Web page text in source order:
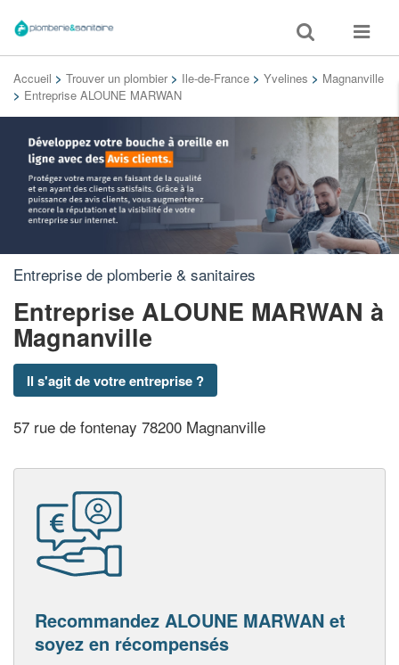
Toggle
search
Toggle
Accueil > Trouver un plombier > Ile-de-France > Yvelines > Magnanville
> Entreprise ALOUNE MARWAN
Entreprise de plomberie & sanitaires
Entreprise ALOUNE MARWAN à
Magnanville
Il s'agit de votre entreprise ?
57 rue de fontenay 78200 Magnanville
Recommandez ALOUNE MARWAN et
soyez en récompensés